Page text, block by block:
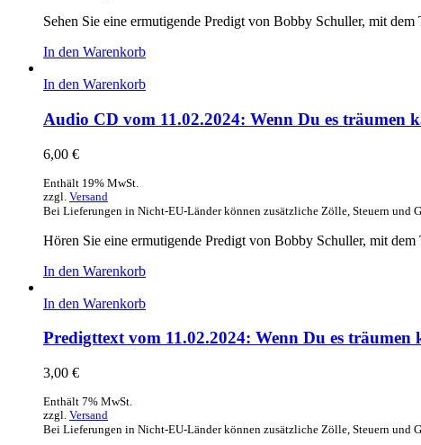
Sehen Sie eine ermutigende Predigt von Bobby Schuller, mit
In den Warenkorb
In den Warenkorb
Audio CD vom 11.02.2024: Wenn Du es träumen
6,00 €
Enthält 19% MwSt.
zzgl. Versand
Bei Lieferungen in Nicht-EU-Länder können zusätzliche Zölle, Steuern und
Hören Sie eine ermutigende Predigt von Bobby Schuller, mit
In den Warenkorb
In den Warenkorb
Predigttext vom 11.02.2024: Wenn Du es träumen
3,00 €
Enthält 7% MwSt.
zzgl. Versand
Bei Lieferungen in Nicht-EU-Länder können zusätzliche Zölle, Steuern und